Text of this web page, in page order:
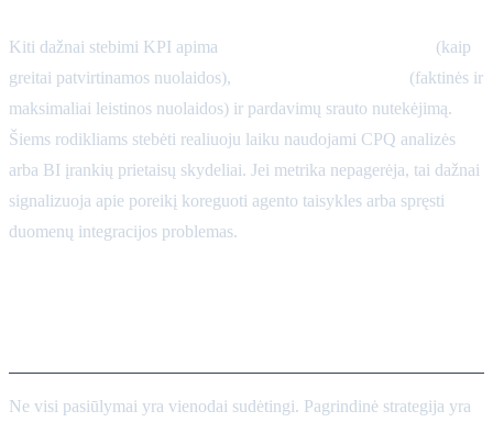
Kiti dažnai stebimi KPI apima
(kaip
greitai patvirtinamos nuolaidos),
(faktinės ir
maksimaliai leistinos nuolaidos) ir pardavimų srauto nutekėjimą.
Šiems rodikliams stebėti realiuoju laiku naudojami CPQ analizės
arba BI įrankių prietaisų skydeliai. Jei metrika nepagerėja, tai dažnai
signalizuoja apie poreikį koreguoti agento taisykles arba spręsti
duomenų integracijos problemas.
Ne visi pasiūlymai yra vienodai sudėtingi. Pagrindinė strategija yra